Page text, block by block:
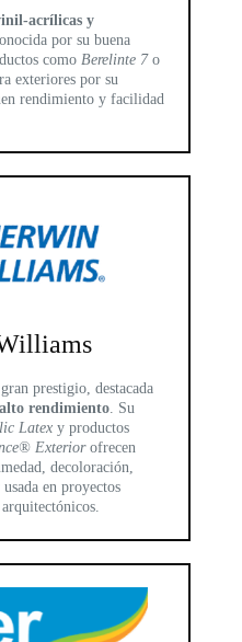
acrílicas y
por su buena
como Berelinte 7o
exteriores por su
rendimiento y facilidad
prestigio, destacada
rendimiento. Su
Latexy productos
Exteriorofrecen
decoloración,
en proyectos